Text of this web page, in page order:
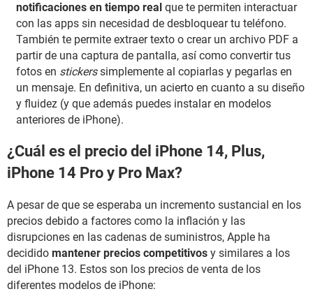
notificaciones en tiempo real que te permiten interactuar
con las apps sin necesidad de desbloquear tu teléfono.
También te permite extraer texto o crear un archivo PDF a
partir de una captura de pantalla, así como convertir tus
fotos en stickerssimplemente al copiarlas y pegarlas en
un mensaje. En definitiva, un acierto en cuanto a su diseño
y fluidez (y que además puedes instalar en modelos
anteriores de iPhone).
¿Cuál es el precio del iPhone 14, Plus,
iPhone 14 Pro y Pro Max?
A pesar de que se esperaba un incremento sustancial en los
precios debido a factores como la inflación y las
disrupciones en las cadenas de suministros, Apple ha
decidido mantener precios competitivos y similares a los
del iPhone 13. Estos son los precios de venta de los
diferentes modelos de iPhone: